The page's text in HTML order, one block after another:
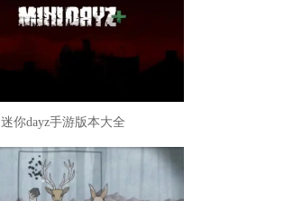
迷你dayz手游版本大全